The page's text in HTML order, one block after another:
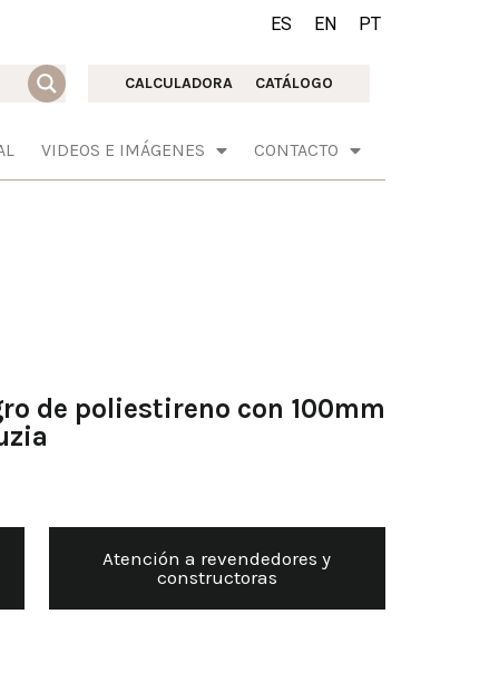
ES EN PT
CALCULADORA CATÁLOGO
VIDEOS E IMÁGENES CONTACTO
de poliestireno con 100mm
Atención a revendedores y
constructoras